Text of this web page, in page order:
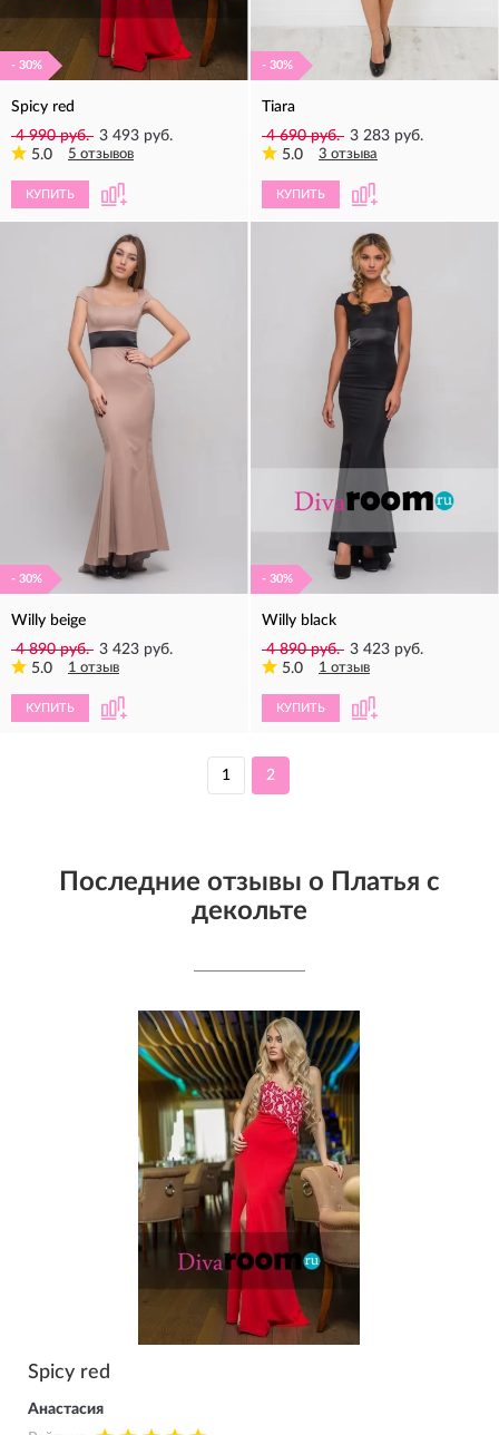
- 30%
Spicy red
4 990 руб. 3 493 руб.
5.0
5 отзывов
КУПИТЬ
- 30%
Tiara
4 690 руб. 3 283 руб.
5.0
3 отзыва
КУПИТЬ
- 30%
Willy beige
4 890 руб. 3 423 руб.
5.0
1 отзыв
КУПИТЬ
- 30%
Willy black
4 890 руб. 3 423 руб.
5.0
1 отзыв
КУПИТЬ
1 2
Последние отзывы о Платья с
декольте
Spicy red
Анастасия